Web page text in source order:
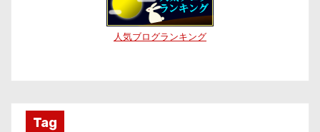
人気ブログランキング
Tag